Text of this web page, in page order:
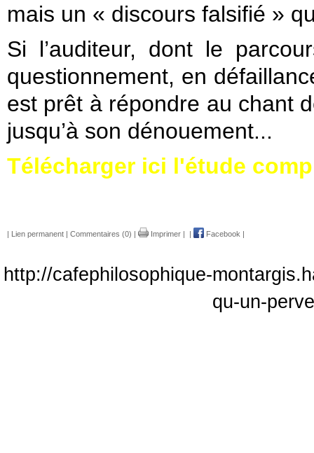
mais un « discours falsifié »
Si l’auditeur, dont le
questionnement, en
est prêt à répondre au chant
jusqu’à son dénouement...
Télécharger ici l'étude
| Lien permanent | Commentaires (0) | Imprimer | | Facebook |
http://cafephilosophique-
qu-un-